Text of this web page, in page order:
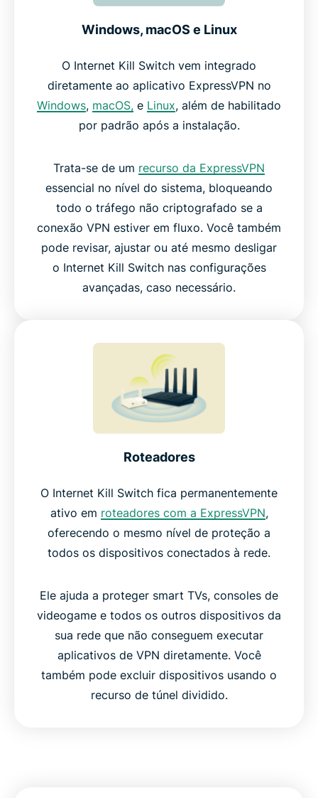
Windows, macOS e Linux
O Internet Kill Switch vem integrado
diretamente ao aplicativo ExpressVPN no
Windows, macOS, e Linux, além de habilitado
por padrão após a instalação.
Trata-se de um recurso da ExpressVPN
essencial no nível do sistema, bloqueando
todo o tráfego não criptografado se a
conexão VPN estiver em fluxo. Você também
pode revisar, ajustar ou até mesmo desligar
o Internet Kill Switch nas configurações
avançadas, caso necessário.
Roteadores
O Internet Kill Switch fica permanentemente
ativo em roteadores com a ExpressVPN,
oferecendo o mesmo nível de proteção a
todos os dispositivos conectados à rede.
Ele ajuda a proteger smart TVs, consoles de
videogame e todos os outros dispositivos da
sua rede que não conseguem executar
aplicativos de VPN diretamente. Você
também pode excluir dispositivos usando o
recurso de túnel dividido.